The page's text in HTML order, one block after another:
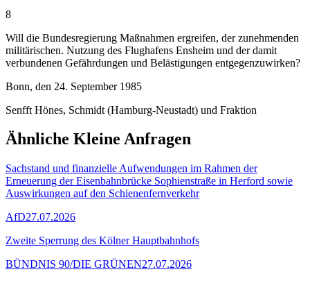
8
Will die Bundesregierung Maßnahmen ergreifen, der zunehmenden
militärischen. Nutzung des Flughafens Ensheim und der damit
verbundenen Gefährdungen und Belästigungen entgegenzuwirken?
Bonn, den 24. September 1985
Senfft Hönes, Schmidt (Hamburg-Neustadt) und Fraktion
Ähnliche Kleine Anfragen
Sachstand und finanzielle Aufwendungen im Rahmen der
Erneuerung der Eisenbahnbrücke Sophienstraße in Herford sowie
Auswirkungen auf den Schienenfernverkehr
AfD27.07.2026
Zweite Sperrung des Kölner Hauptbahnhofs
BÜNDNIS 90/DIE GRÜNEN27.07.2026